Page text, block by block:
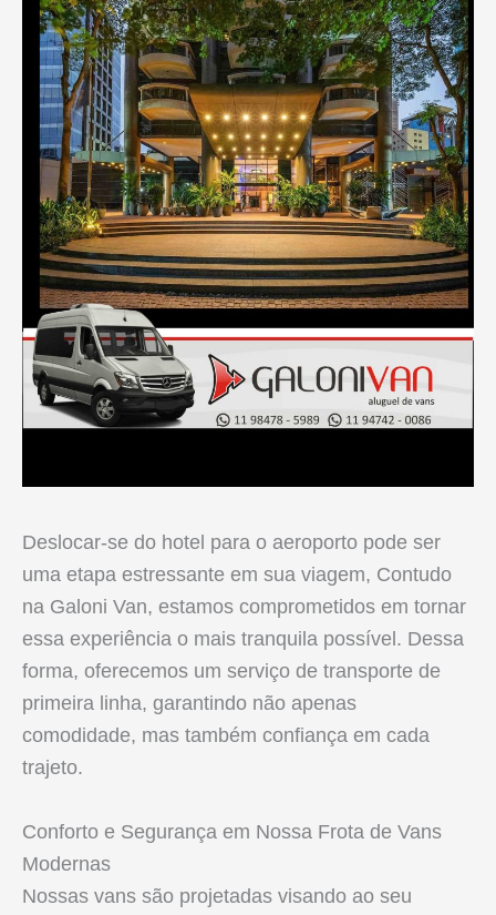
Deslocar-se do hotel para o aeroporto pode ser
uma etapa estressante em sua viagem, Contudo
na Galoni Van, estamos comprometidos em tornar
essa experiência o mais tranquila possível. Dessa
forma, oferecemos um serviço de transporte de
primeira linha, garantindo não apenas
comodidade, mas também confiança em cada
trajeto.
Conforto e Segurança em Nossa Frota de Vans
Modernas
Nossas vans são projetadas visando ao seu